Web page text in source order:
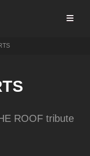
ROOF tribute